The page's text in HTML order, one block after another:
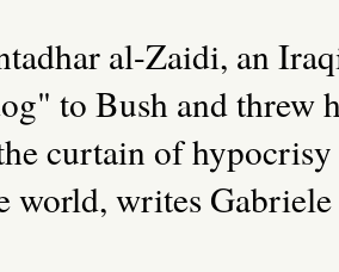
al-Zaidi, an
to Bush and threw
curtain of
world, writes